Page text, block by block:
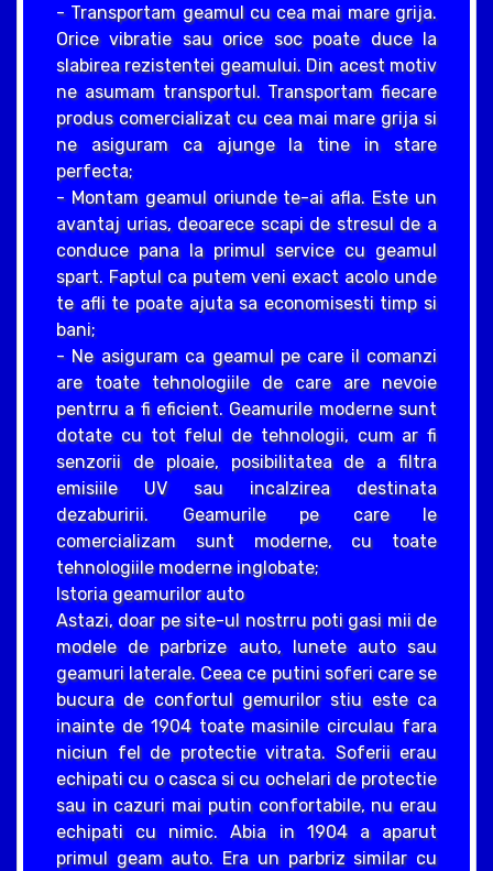
- Transportam geamul cu cea mai mare grija.
Orice vibratie sau orice soc poate duce la
slabirea rezistentei geamului. Din acest motiv
ne asumam transportul. Transportam fiecare
produs comercializat cu cea mai mare grija si
ne asiguram ca ajunge la tine in stare
perfecta;
- Montam geamul oriunde te-ai afla. Este un
avantaj urias, deoarece scapi de stresul de a
conduce pana la primul service cu geamul
spart. Faptul ca putem veni exact acolo unde
te afli te poate ajuta sa economisesti timp si
bani;
- Ne asiguram ca geamul pe care il comanzi
are toate tehnologiile de care are nevoie
pentrru a fi eficient. Geamurile moderne sunt
dotate cu tot felul de tehnologii, cum ar fi
senzorii de ploaie, posibilitatea de a filtra
emisiile UV sau incalzirea destinata
dezaburirii. Geamurile pe care le
comercializam sunt moderne, cu toate
tehnologiile moderne inglobate;
Istoria geamurilor auto
Astazi, doar pe site-ul nostrru poti gasi mii de
modele de parbrize auto, lunete auto sau
geamuri laterale. Ceea ce putini soferi care se
bucura de confortul gemurilor stiu este ca
inainte de 1904 toate masinile circulau fara
niciun fel de protectie vitrata. Soferii erau
echipati cu o casca si cu ochelari de protectie
sau in cazuri mai putin confortabile, nu erau
echipati cu nimic. Abia in 1904 a aparut
primul geam auto. Era un parbriz similar cu